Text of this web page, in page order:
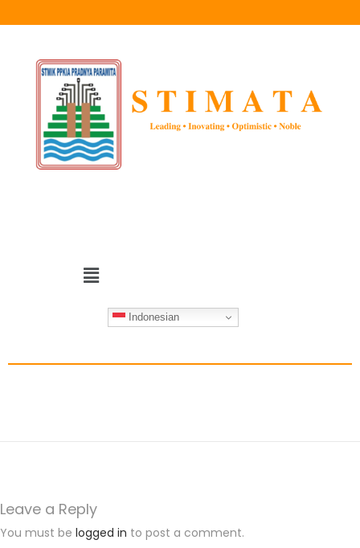
Indonesian
Leave a Reply
You must be logged in to post a comment.